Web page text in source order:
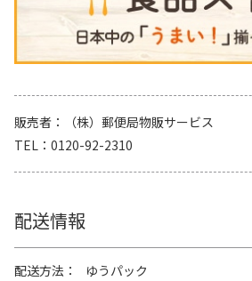
販売者
（株）郵便局物販サービス
TEL
0120-92-2310
配送情報
配送方法
ゆうパック